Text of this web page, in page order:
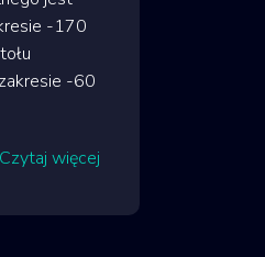
-170
-60
Czytaj więcej